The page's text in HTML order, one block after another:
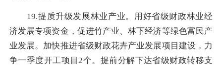
19.提质升级发展林业产业。用好省级财政林业经
济发展专项资金，促进竹产业、林下经济等绿色富民产
业发展。加快推进省级财政花卉产业发展项目建设，力
争一季度开工项目2个。提前分解下达省级财政转移支